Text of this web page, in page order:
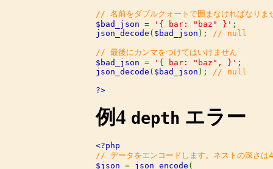
$bad_json = '{ bar: "baz" }'
json_decode ( $bad_json ); // null
$bad_json = '{ bar: "baz", }'
json_decode ( $bad_json );
// null
?>
例4 depth エラー
$json = json_encode (